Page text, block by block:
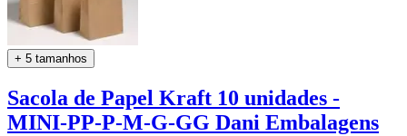
+ 5 tamanhos
Sacola de Papel Kraft 10 unidades -
MINI-PP-P-M-G-GG Dani Embalagens